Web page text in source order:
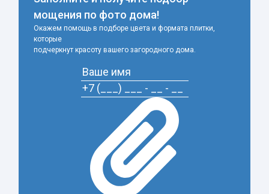
мощения по фото дома!
Окажем помощь в подборе цвета и формата плитки,
которые
подчеркнут красоту вашего загородного дома.